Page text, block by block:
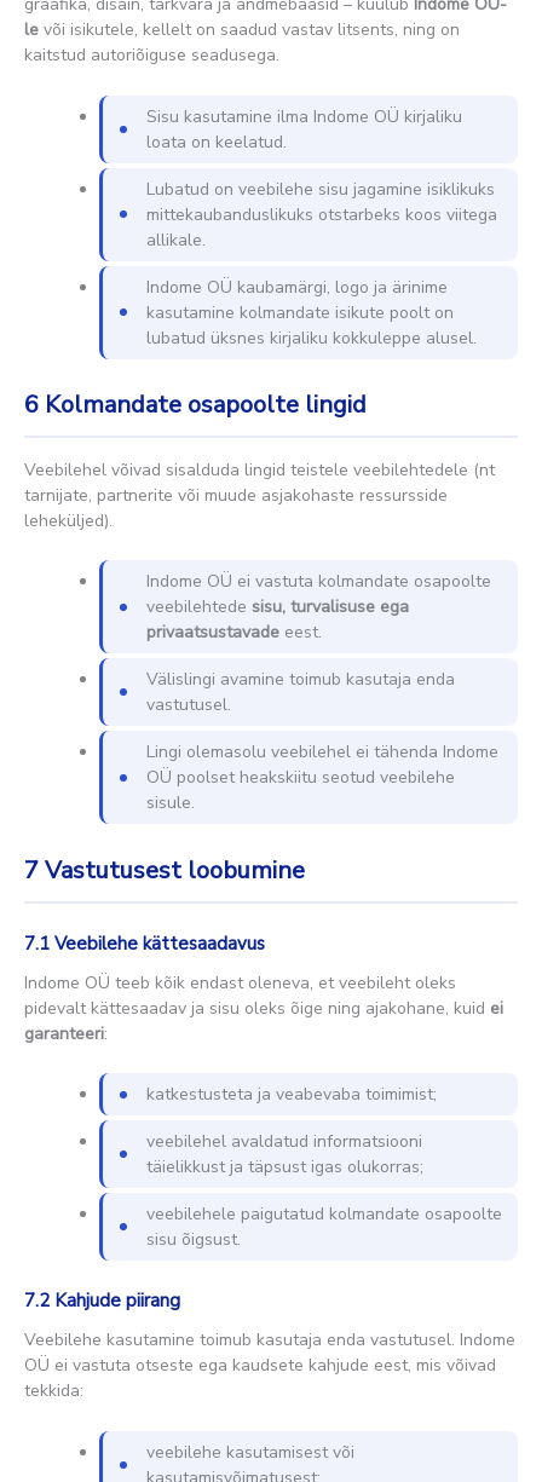
le või isikutele, kellelt on saadud vastav litsents, ning on
kaitstud autoriõiguse seadusega.
Sisu kasutamine ilma Indome OÜ kirjaliku
loata on keelatud.
Lubatud on veebilehe sisu jagamine isiklikuks
mittekaubanduslikuks otstarbeks koos viitega
allikale.
Indome OÜ kaubamärgi, logo ja ärinime
kasutamine kolmandate isikute poolt on
lubatud üksnes kirjaliku kokkuleppe alusel.
6 Kolmandate osapoolte lingid
Veebilehel võivad sisalduda lingid teistele veebilehtedele (nt
tarnijate, partnerite või muude asjakohaste ressursside
leheküljed).
Indome OÜ ei vastuta kolmandate osapoolte
veebilehtede sisu, turvalisuse ega
privaatsustavade eest.
Välislingi avamine toimub kasutaja enda
vastutusel.
Lingi olemasolu veebilehel ei tähenda Indome
OÜ poolset heakskiitu seotud veebilehe
sisule.
7Vastutusest loobumine
7.1 Veebilehe kättesaadavus
Indome OÜ teeb kõik endast oleneva, et veebileht oleks
pidevalt kättesaadav ja sisu oleks õige ning ajakohane, kuid ei
garanteeri:
katkestusteta ja veabevaba toimimist;
veebilehel avaldatud informatsiooni
täielikkust ja täpsust igas olukorras;
veebilehele paigutatud kolmandate osapoolte
sisu õigsust.
7.2 Kahjude piirang
Veebilehe kasutamine toimub kasutaja enda vastutusel. Indome
OÜ ei vastuta otseste ega kaudsete kahjude eest, mis võivad
tekkida:
veebilehe kasutamisest või
kasutamisvõimatusest;